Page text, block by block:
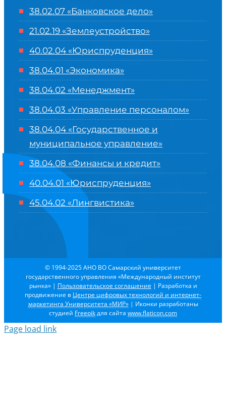
38.02.07 «Банковское дело»
21.02.19 «Землеустройство»
40.02.04 «Юриспруденция»
38.04.01 «Экономика»
38.04.02 «Менеджмент»
38.04.03 «Управление персоналом»
38.04.04 «Государственное и
муниципальное управление»
38.04.08 «Финансы и кредит»
40.04.01 «Юриспруденция»
45.04.02 «Лингвистика»
© 1994-2025 АНО ВО Самарский университет
государственного управления «Международный институт
рынка» | Пользовательское соглашение | Разработка и
продвижение в Центре цифровых технологий и интернет-
маркетинга Университета «МИР»| Иконки разработаны
студией Freepikдля сайта www.flaticon.com
Page load link